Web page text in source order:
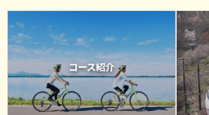
コース紹介